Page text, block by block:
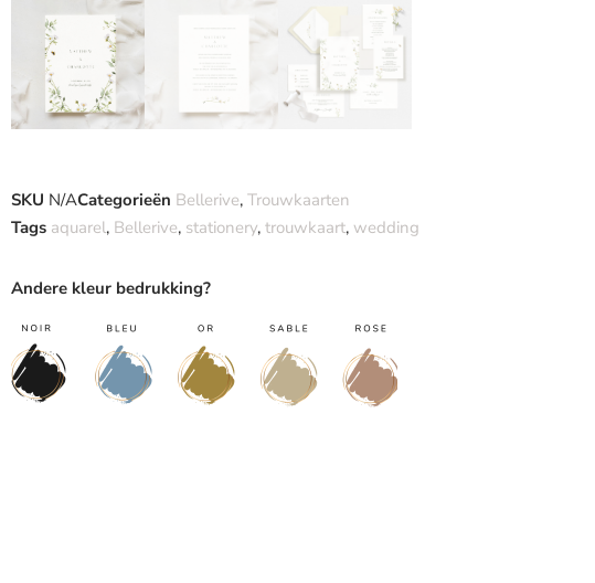
SKU N/ACategorieën Bellerive, Trouwkaarten
Tags aquarel, Bellerive, stationery, trouwkaart, wedding
Andere kleur bedrukking?